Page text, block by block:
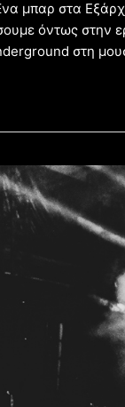
μπαρ στα
όντως στην
στη